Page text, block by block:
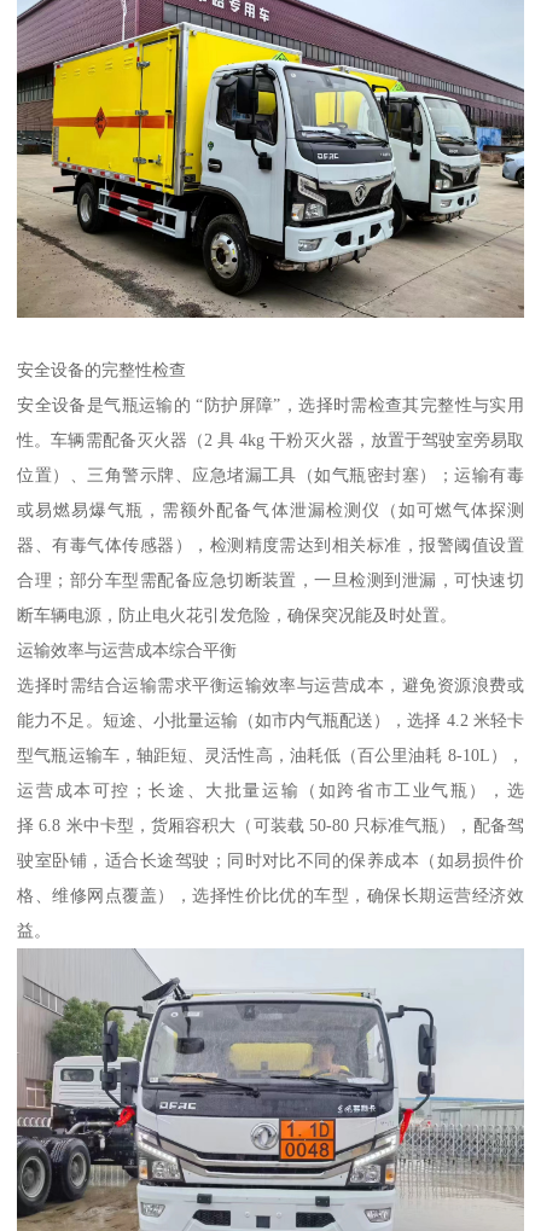
安全设备的完整性检查​
安全设备是气瓶运输的 “防护屏障”，选择时需检查其完整性与实用
性。车辆需配备灭火器（2 具 4kg 干粉灭火器，放置于驾驶室旁易取
位置）、三角警示牌、应急堵漏工具（如气瓶密封塞）；运输有毒
或易燃易爆气瓶，需额外配备气体泄漏检测仪（如可燃气体探测
器、有毒气体传感器），检测精度需达到相关标准，报警阈值设置
合理；部分车型需配备应急切断装置，一旦检测到泄漏，可快速切
断车辆电源，防止电火花引发危险，确保突况能及时处置。​
运输效率与运营成本综合平衡​
选择时需结合运输需求平衡运输效率与运营成本，避免资源浪费或
能力不足。短途、小批量运输（如市内气瓶配送），选择 4.2 米轻卡
型气瓶运输车，轴距短、灵活性高，油耗低（百公里油耗 8-10L），
运营成本可控；长途、大批量运输（如跨省市工业气瓶），选
择 6.8 米中卡型，货厢容积大（可装载 50-80 只标准气瓶），配备驾
驶室卧铺，适合长途驾驶；同时对比不同的保养成本（如易损件价
格、维修网点覆盖），选择性价比优的车型，确保长期运营经济效
益。​